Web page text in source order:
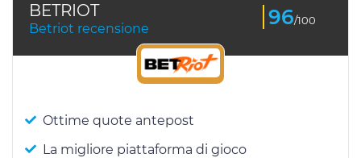
BETRIOT
Betriot recensione 96/100
Ottime quote antepost
La migliore piattaforma di gioco